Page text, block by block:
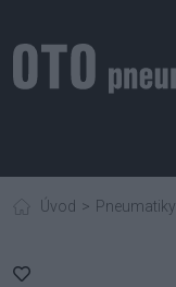
Úvod Pneumatiky